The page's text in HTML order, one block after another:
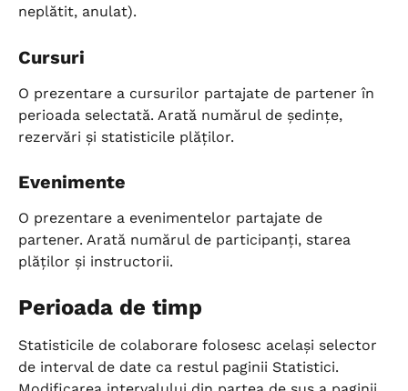
neplătit, anulat).
Cursuri
O prezentare a cursurilor partajate de partener în
perioada selectată. Arată numărul de ședințe,
rezervări și statisticile plăților.
Evenimente
O prezentare a evenimentelor partajate de
partener. Arată numărul de participanți, starea
plăților și instructorii.
Perioada de timp
Statisticile de colaborare folosesc același selector
de interval de date ca restul paginii Statistici.